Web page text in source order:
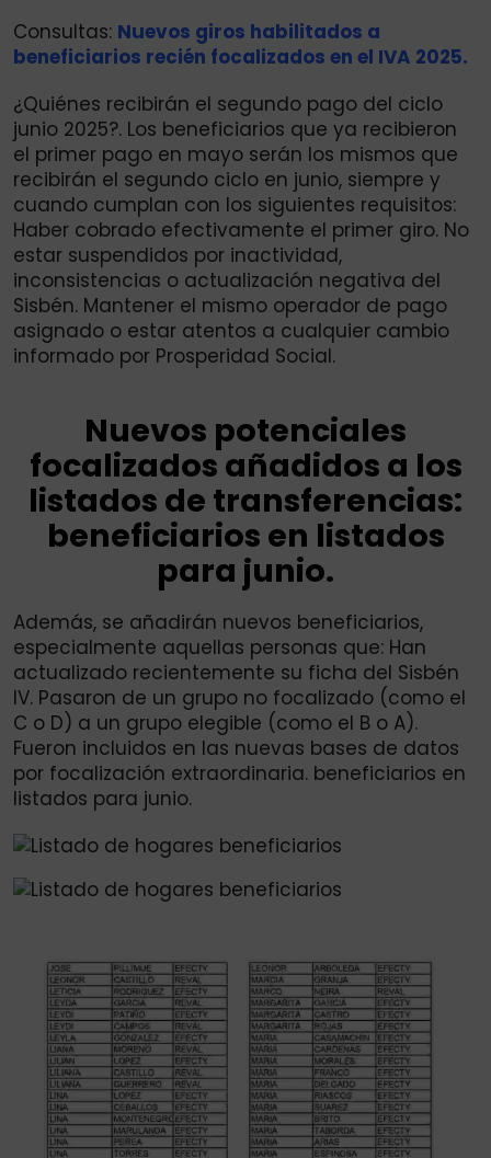
Consultas: Nuevos giros habilitados a
beneficiarios recién focalizados en el IVA 2025.
¿Quiénes recibirán el segundo pago del ciclo
junio 2025?. Los beneficiarios que ya recibieron
el primer pago en mayo serán los mismos que
recibirán el segundo ciclo en junio, siempre y
cuando cumplan con los siguientes requisitos:
Haber cobrado efectivamente el primer giro. No
estar suspendidos por inactividad,
inconsistencias o actualización negativa del
Sisbén. Mantener el mismo operador de pago
asignado o estar atentos a cualquier cambio
informado por Prosperidad Social.
Nuevos potenciales
focalizados añadidos a los
listados de transferencias:
beneficiarios en listados
para junio.
Además, se añadirán nuevos beneficiarios,
especialmente aquellas personas que: Han
actualizado recientemente su ficha del Sisbén
IV. Pasaron de un grupo no focalizado (como el
C o D) a un grupo elegible (como el B o A).
Fueron incluidos en las nuevas bases de datos
por focalización extraordinaria. beneficiarios en
listados para junio.